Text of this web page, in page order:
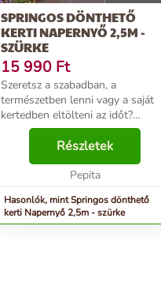
SPRINGOS DÖNTHETŐ
KERTI NAPERNYŐ 2,5M -
SZÜRKE
15 990 Ft
Szeretsz a szabadban, a
természetben lenni vagy a saját
kertedben eltölteni az időt?
Értékeled a hosszú órákat a
barátok és a család társaságában?
Vagy esetleg szeretnél nyugodtan
feküdni a tengerpart...
Részletek
Pepita
Hasonlók, mint Springos dönthető
kerti Napernyő 2,5m - szürke